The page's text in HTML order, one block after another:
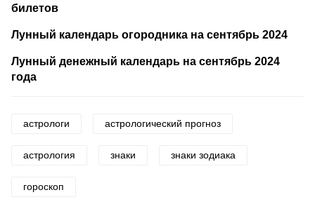
билетов
Лунный календарь огородника на сентябрь 2024
Лунный денежный календарь на сентябрь 2024
года
астрологи астрологический прогноз
астрология знаки знаки зодиака
гороскоп